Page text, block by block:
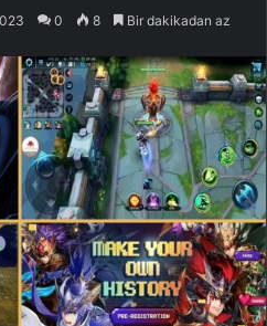
0 8 Bir dakikadan az